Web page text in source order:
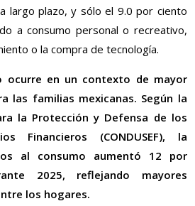
largo plazo, y sólo el 9.0 por ciento
a consumo personal o recreativo,
o la compra de tecnología.
ocurre en un contexto de mayor
las familias mexicanas. Según la
la Protección y Defensa de los
Financieros (CONDUSEF), la
al consumo aumentó 12 por
2025, reflejando mayores
los hogares.